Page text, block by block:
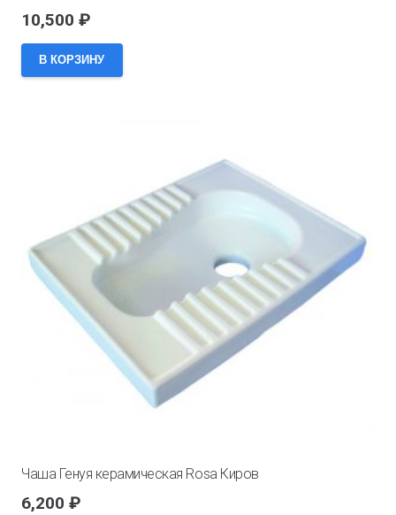
10,500 ₽
В КОРЗИНУ
Чаша Генуя керамическая Rosa Киров
6,200 ₽